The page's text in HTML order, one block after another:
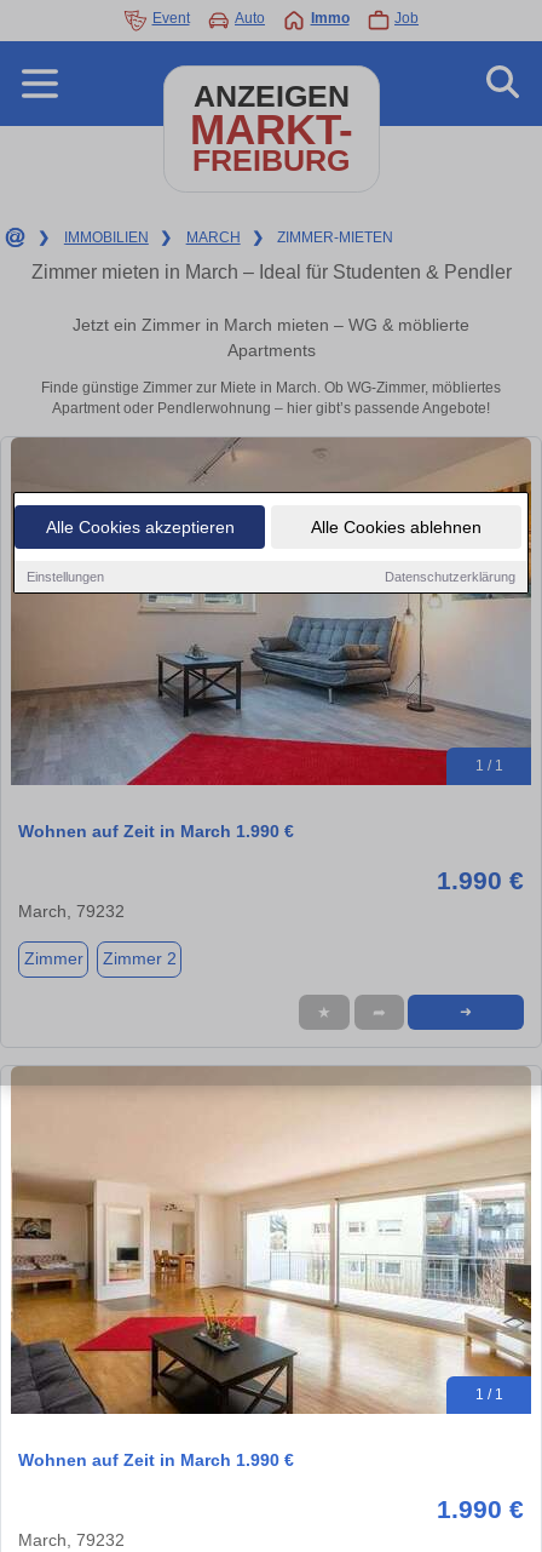
Alle Cookies akzeptieren Alle Cookies ablehnen
Einstellungen Datenschutzerklärung
Event Auto Immo Job
ANZEIGEN
MARKT-
FREIBURG
❯ IMMOBILIEN ❯ MARCH ❯ ZIMMER-MIETEN
Zimmer mieten in March – Ideal für Studenten & Pendler
Jetzt ein Zimmer in March mieten – WG & möblierte
Apartments
Finde günstige Zimmer zur Miete in March. Ob WG-Zimmer, möbliertes
Apartment oder Pendlerwohnung – hier gibt’s passende Angebote!
1 / 1
Wohnen auf Zeit in March 1.990 €
1.990 €
March, 79232
Zimmer Zimmer 2
★ ➦ ➜
1 / 1
Wohnen auf Zeit in March 1.990 €
1.990 €
March, 79232